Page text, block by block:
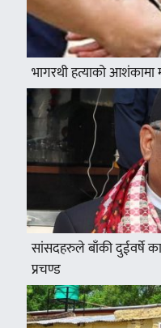
भागरथी हत्याको आशंकामा
सांसदहरुले बाँकी दुईवर्षे
प्रचण्ड